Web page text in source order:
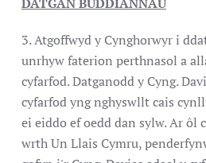
3. Atgoffwyd y Cynghorwyr i
unrhyw faterion perthnasol a
cyfarfod. Datganodd y Cyng.
cyfarfod yng nghyswllt cais
ei eiddo ef oedd dan sylw. Ar ôl
wrth Un Llais Cymru,